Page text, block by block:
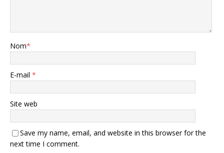
Nom*
E-mail *
Site web
Save my name, email, and website in this browser for the
next time I comment.